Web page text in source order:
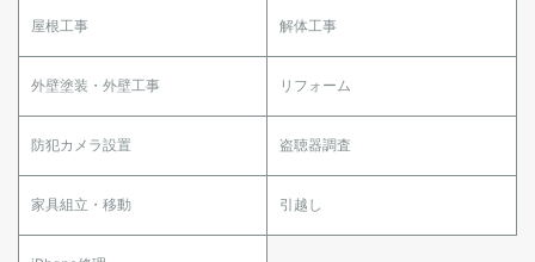
屋根工事 解体工事
外壁塗装・外壁工事 リフォーム
防犯カメラ設置 盗聴器調査
家具組立・移動 引越し